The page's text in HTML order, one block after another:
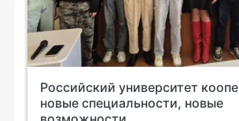
Российский университет
новые специальности, новые